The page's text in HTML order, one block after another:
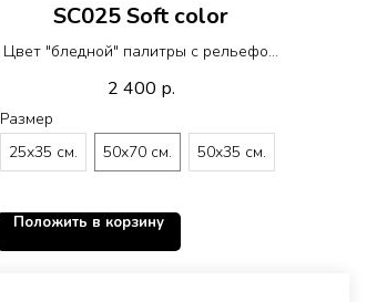
SC025 Soft color
Цвет "бледной" палитры с рельефом
2 400 р.
Размер
25х35 см.
50х70 см. 50х35 см.
Положить в корзину